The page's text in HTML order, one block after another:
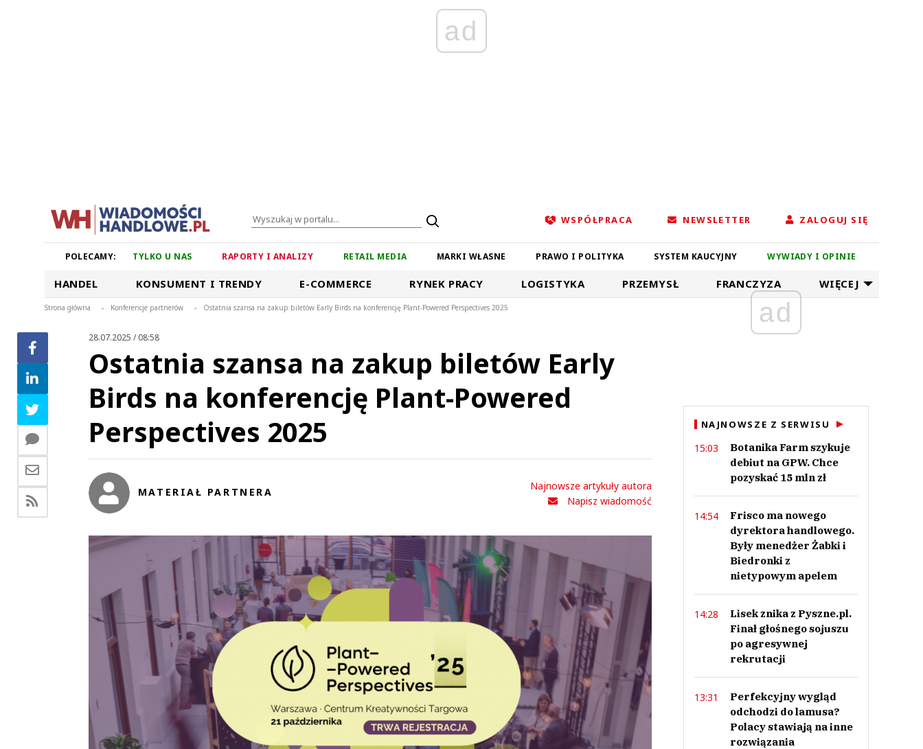
ad
WSPÓŁPRACA NEWSLETTER ZALOGUJ SIĘ
POLECAMY: TYLKO U NAS RAPORTY I ANALIZY RETAIL MEDIA MARKI WŁASNE PRAWO I POLITYKA SYSTEM KAUCYJNY WYWIADY I OPINIE
HANDEL KONSUMENT I TRENDY E-COMMERCE RYNEK PRACY LOGISTYKA PRZEMYSŁ FRANCZYZA WIĘCEJ
Strona główna > Konferencje partnerów > Ostatnia szansa na zakup biletów Early Birds na konferencję Plant-Powered Perspectives 2025
28.07.2025 / 08:58
Ostatnia szansa na zakup biletów Early
Birds na konferencję Plant-Powered
Perspectives 2025
MATERIAŁ PARTNERA
Najnowsze artykuły autora
Napisz wiadomość
ad
NAJNOWSZE Z SERWISU
15:03
Botanika Farm szykuje
debiut na GPW. Chce
pozyskać 15 mln zł
14:54
Frisco ma nowego
dyrektora handlowego.
Były menedżer Żabki i
Biedronki z
nietypowym apelem
14:28
Lisek znika z Pyszne.pl.
Finał głośnego sojuszu
po agresywnej
rekrutacji
13:31
Perfekcyjny wygląd
odchodzi do lamusa?
Polacy stawiają na inne
rozwiązania